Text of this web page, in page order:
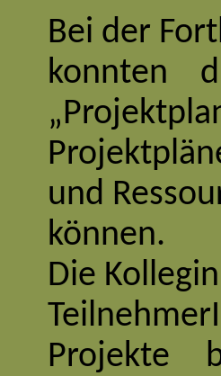
Bei der
konnten
und
können.
Die
Projekte